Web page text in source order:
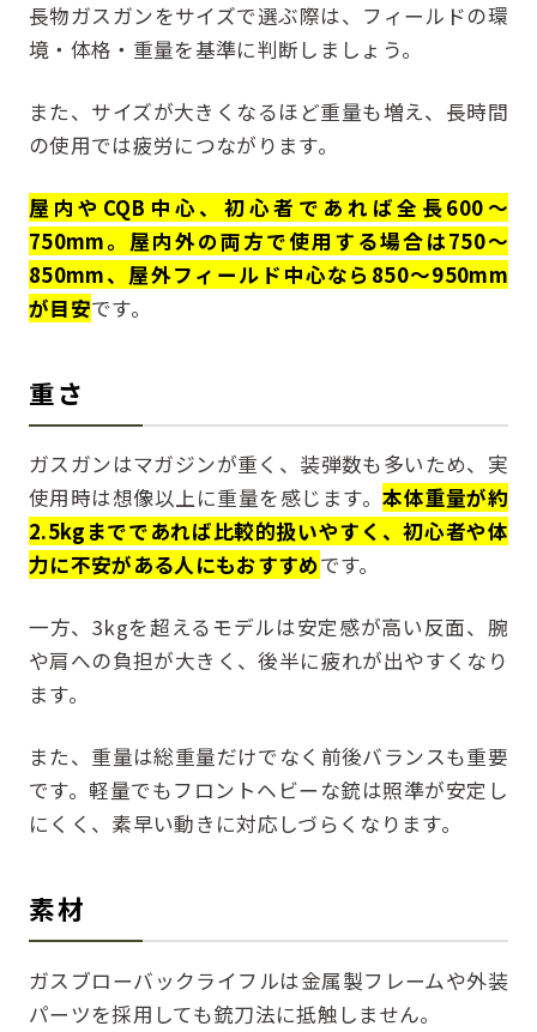
長物ガスガンをサイズで選ぶ際は、フィールドの環
境・体格・重量を基準に判断しましょう。
また、サイズが大きくなるほど重量も増え、長時間
の使用では疲労につながります。
屋内やCQB中心、初心者であれば全長600〜
750mm。屋内外の両方で使用する場合は750〜
850mm、屋外フィールド中心なら850〜950mm
が目安です。
重さ
ガスガンはマガジンが重く、装弾数も多いため、実
使用時は想像以上に重量を感じます。本体重量が約
2.5kgまでであれば比較的扱いやすく、初心者や体
力に不安がある人にもおすすめです。
一方、3kgを超えるモデルは安定感が高い反面、腕
や肩への負担が大きく、後半に疲れが出やすくなり
ます。
また、重量は総重量だけでなく前後バランスも重要
です。軽量でもフロントヘビーな銃は照準が安定し
にくく、素早い動きに対応しづらくなります。
素材
ガスブローバックライフルは金属製フレームや外装
パーツを採用しても銃刀法に抵触しません。